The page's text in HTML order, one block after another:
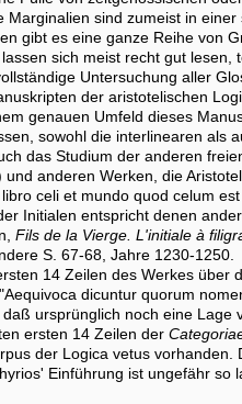
Marginalien sind zumeist in
gibt es eine ganze Reihe von
sich meist recht gut
Untersuchung aller
der aristotelischen
genauen Umfeld dieses
sowohl die interlinearen als
das Studium der anderen
anderen Werken, die
celi et mundo quod celum
Initialen entspricht denen
Fils de la Vierge. L'initiale à
S. 67-68, Jahre 1230-1250.
14 Zeilen des Werkes
dicuntur quorum
ursprünglich noch eine
ersten 14 Zeilen der
der Logica vetus
Einführung ist ungefähr so